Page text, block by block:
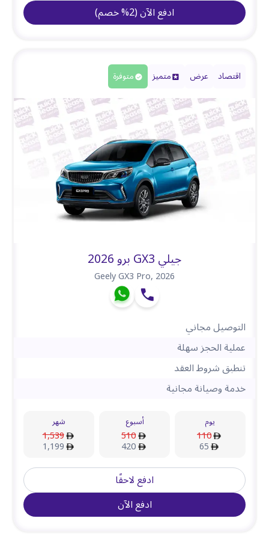
ادفع الآن(
2
%خصم)
اقتصاد عرض متميز متوفرة
جيلي GX3 برو 2026
Geely GX3 Pro,2026
التوصيل مجاني
عملية الحجز سهلة
تنطبق شروط العقد
خدمة وصيانة مجانية
يوم
110
65
أسبوع
510
420
شهر
1,539
1,199
ادفع لاحقًا
ادفع الآن